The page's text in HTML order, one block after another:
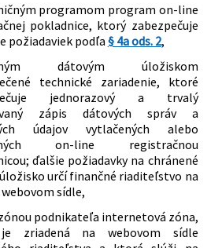
kupujúceho, ak je
kupujúcim pred
prijatej tržby“ s čl. 16
1, čl. 19 ods. 2 a 3 Ústavy Slovenskej
ktorým sa mení a dopĺňa zákon
222/2004 Z. z. o dani z pridanej
v znení neskorších predpisov a
sa menia a dopĺňajú niektoré
ktorým sa mení a dopĺňa zákon
v znení neskorších predpisov a
ktorým sa menia a dopĺňajú niektoré
programom program on-line
pokladnice, ktorý zabezpečuje
požiadaviek podľa § 4a ods. 2,
dátovým úložiskom
technické zariadenie, ktoré
jednorazový a trvalý
zápis dátových správ a
údajov vytlačených alebo
on-line registračnou
ďalšie požiadavky na chránené
určí finančné riaditeľstvo na
sídle,
podnikateľa internetová zóna,
zriadená na webovom sídle